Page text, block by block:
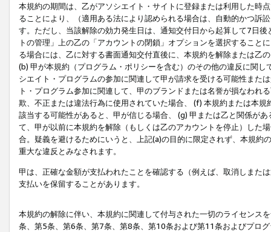
本規約の期間は、乙がアソシエイト・サイトに登録または利用した時
ることにより、（適用ある法により認められる場合は、自動的かつ訴
す。ただし、当該解除の効力発生日は、通知交付日から起算して7日
トの管理」上の乙の「アカウントの閉鎖」オプションを選択するこ
る場合には、乙に対する書面通知交付直後に、本規約を解除または乙
(b) 甲が本規約（プログラム・ポリシーを含む）のその他の違反に関
シエイト・プログラムの参加に関連して甲が請求を受ける可能性また
ト・プログラム参加に関連して、甲のブランドまたは名誉が損なわれ
欺、不正または違法行為に使用されていた場合、 (f) 本規約または本
該当する可能性があると、甲が信じる場合、 (g) 甲または乙と関係が
て、甲が以前に本規約を解除（もしくは乙のアカウントを停止）した
合。疑義を避けるためにいうと、上記(a)の目的に限定されず、本規
重大な違反とみなされます。
甲は、正確な金額が支払われたことを確認する（例えば、取消しまた
支払いを保留することがあります。
本規約の解除に伴い、本規約に関連して付与された一切のライセンス
条、第5条、第6条、第7条、第8条、第10条および第11条およびプロ